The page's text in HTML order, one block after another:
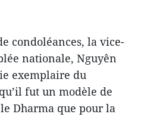
condoléances, la vice-
nationale, Nguyên
exemplaire du
fut un modèle de
Dharma que pour la